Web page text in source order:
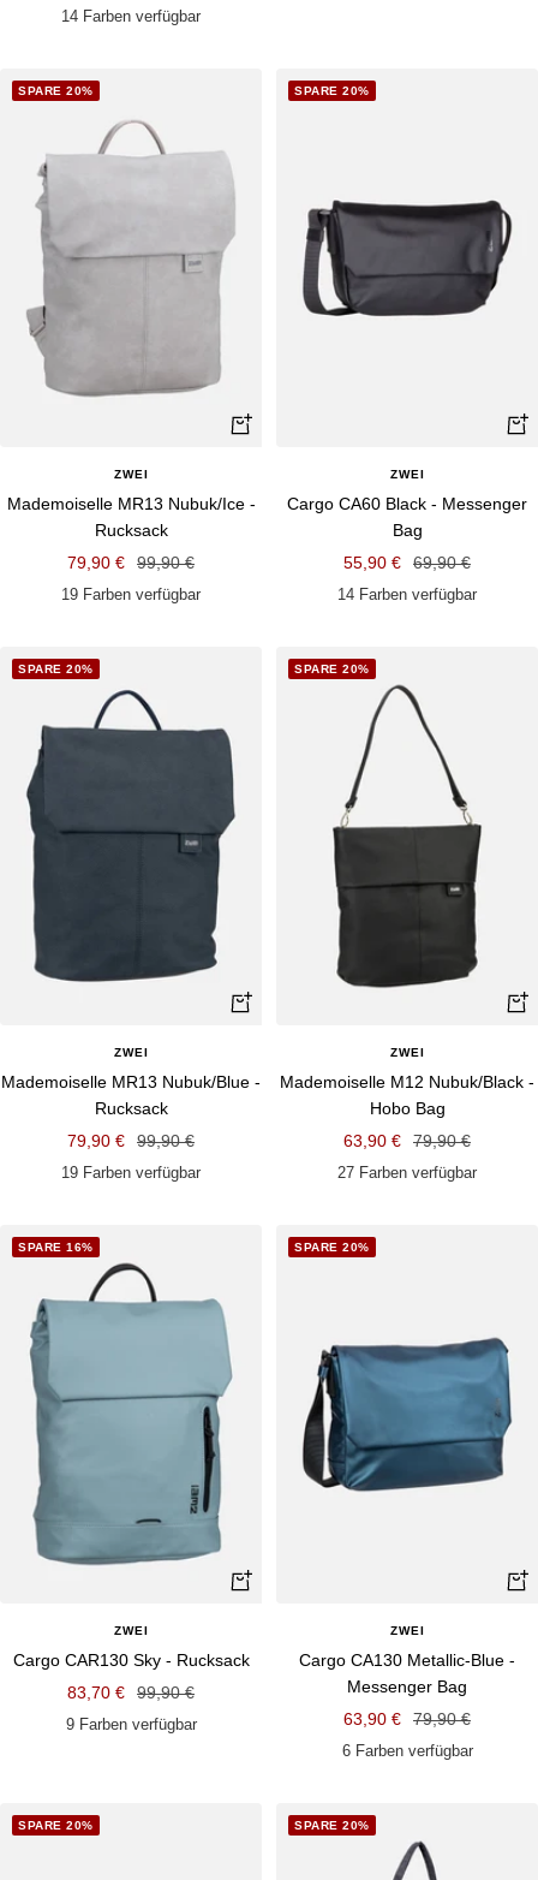
Preis
14 Farben verfügbar
SPARE 20%
Schnellansicht
ZWEI
Mademoiselle MR13 Nubuk/Ice -
Rucksack
Angebotspreis
79,90 €
Regulärer
Preis
99,90 €
19 Farben verfügbar
SPARE 20%
ZWEI
Cargo CA60 Black - Messenger
Bag
Angebotspreis
55,90 €
Regulärer
Preis
69,90 €
14 Farben verfügbar
SPARE 20%
Schnellansicht
ZWEI
Mademoiselle MR13 Nubuk/Blue -
Rucksack
Angebotspreis
79,90 €
Regulärer
Preis
99,90 €
19 Farben verfügbar
SPARE 20%
ZWEI
Mademoiselle M12 Nubuk/Black -
Hobo Bag
Angebotspreis
63,90 €
Regulärer
Preis
79,90 €
27 Farben verfügbar
SPARE 16%
Schnellansicht
ZWEI
Cargo CAR130 Sky - Rucksack
Angebotspreis
83,70 €
Regulärer
Preis
99,90 €
9 Farben verfügbar
SPARE 20%
ZWEI
Cargo CA130 Metallic-Blue -
Messenger Bag
Angebotspreis
63,90 €
Regulärer
Preis
79,90 €
6 Farben verfügbar
SPARE 20% SPARE 20%